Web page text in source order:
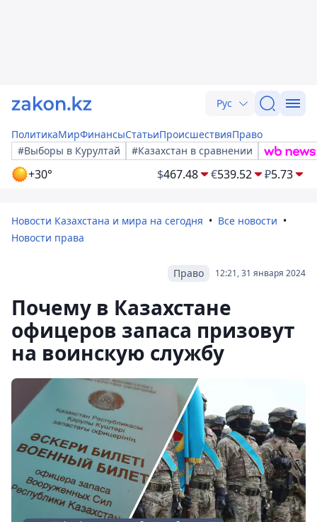
Рус
ПолитикаМирФинансыСтатьиПроисшествияПраво
#Выборы в Курултай
#Казахстан в сравнении
+30° $467.48 €539.52 ₽5.73
Новости Казахстана и мира на сегодня
Все новости
Новости права
12:21, 31 января 2024
Право
Почему в Казахстане
офицеров запаса призовут
на воинскую службу